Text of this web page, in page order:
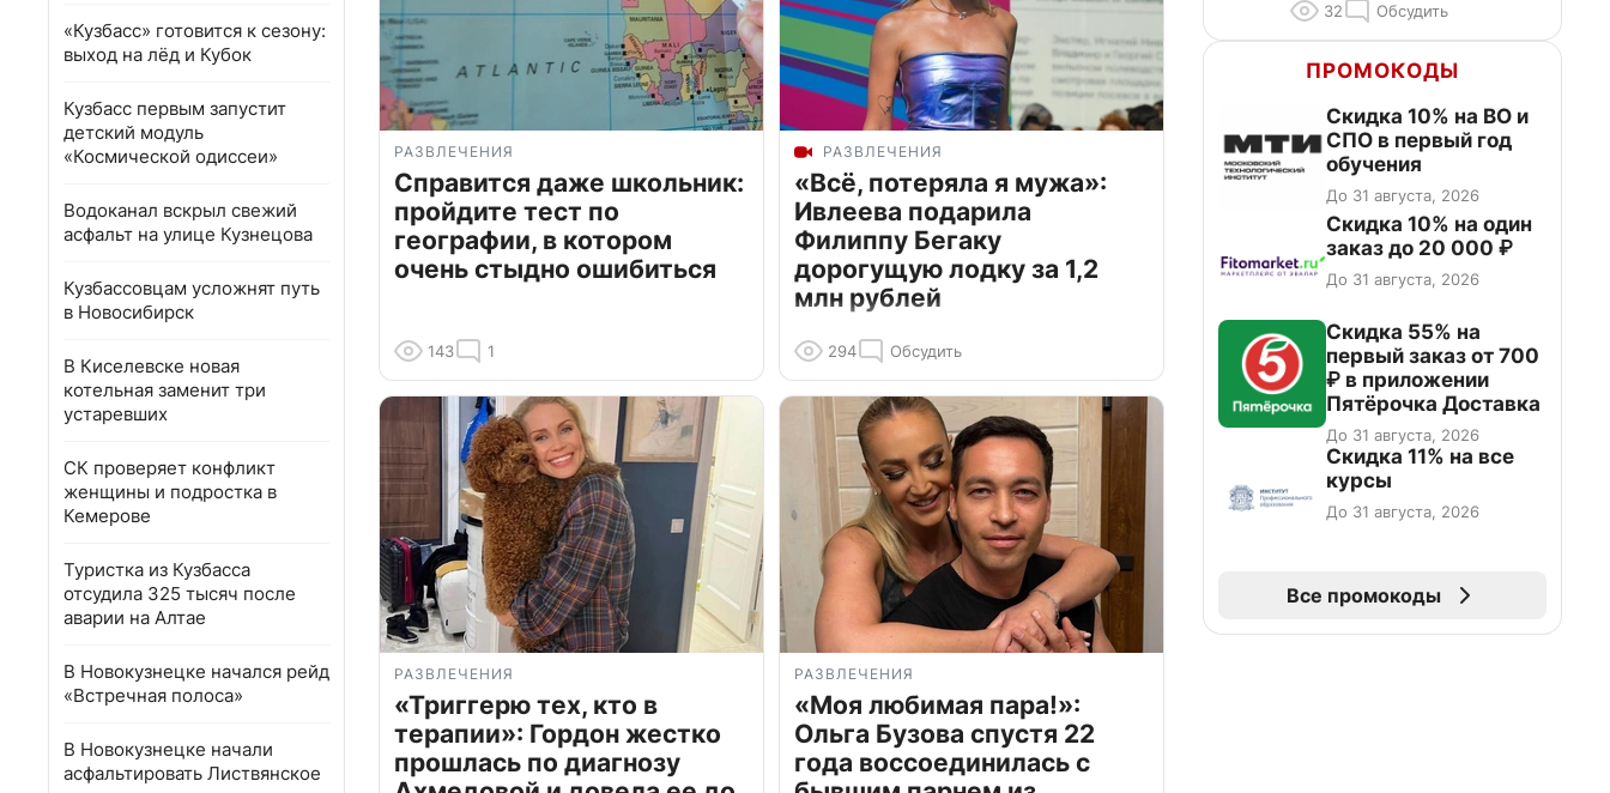
«Кузбасс» готовится к сезону:
выход на лёд и Кубок
Кузбасс первым запустит
детский модуль
«Космической одиссеи»
Водоканал вскрыл свежий
асфальт на улице Кузнецова
Кузбассовцам усложнят путь
в Новосибирск
В Киселевске новая
котельная заменит три
устаревших
СК проверяет конфликт
женщины и подростка в
Кемерове
Туристка из Кузбасса
отсудила 325 тысяч после
аварии на Алтае
В Новокузнецке начался рейд
«Встречная полоса»
В Новокузнецке начали
асфальтировать Листвянское
РАЗВЛЕЧЕНИЯ
Справится даже школьник:
пройдите тест по
географии, в котором
очень стыдно ошибиться
143 1
РАЗВЛЕЧЕНИЯ
«Всё, потеряла я мужа»:
Ивлеева подарила
Филиппу Бегаку
дорогущую лодку за 1,2
млн рублей
294 Обсудить
РАЗВЛЕЧЕНИЯ
«Триггерю тех, кто в
терапии»: Гордон жестко
прошлась по диагнозу
РАЗВЛЕЧЕНИЯ
«Моя любимая пара!»:
Ольга Бузова спустя 22
года воссоединилась с
32 Обсудить
ПРОМОКОДЫ
Скидка 10% на ВО и
СПО в первый год
обучения
До 31 августа, 2026
Скидка 10% на один
заказ до 20 000 ₽
До 31 августа, 2026
Скидка 55% на
первый заказ от 700
₽ в приложении
Пятёрочка Доставка
До 31 августа, 2026
Скидка 11% на все
курсы
До 31 августа, 2026
Все промокоды